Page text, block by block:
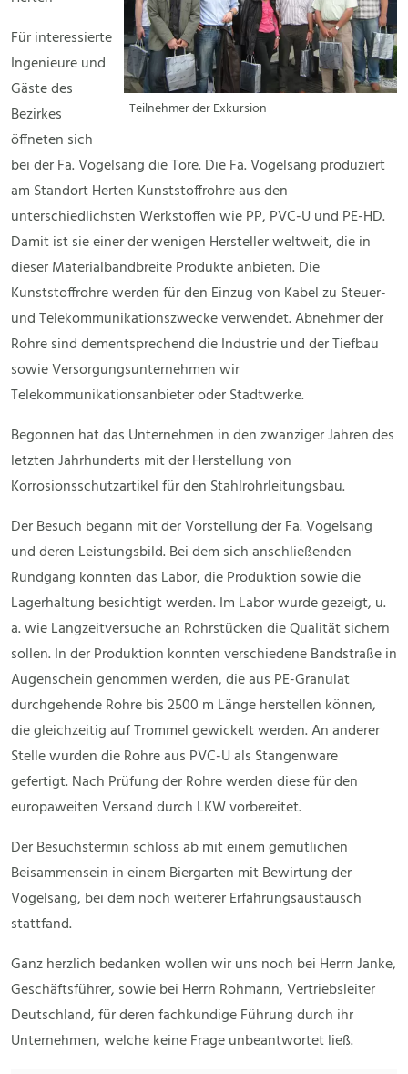
Teilnehmer der Exkursion
Für interessierte
Ingenieure und
Gäste des
Bezirkes
öffneten sich
bei der Fa. Vogelsang die Tore. Die Fa. Vogelsang produziert
am Standort Herten Kunststoffrohre aus den
unterschiedlichsten Werkstoffen wie PP, PVC-U und PE-HD.
Damit ist sie einer der wenigen Hersteller weltweit, die in
dieser Materialbandbreite Produkte anbieten. Die
Kunststoffrohre werden für den Einzug von Kabel zu Steuer-
und Telekommunikationszwecke verwendet. Abnehmer der
Rohre sind dementsprechend die Industrie und der Tiefbau
sowie Versorgungsunternehmen wir
Telekommunikationsanbieter oder Stadtwerke.
Begonnen hat das Unternehmen in den zwanziger Jahren des
letzten Jahrhunderts mit der Herstellung von
Korrosionsschutzartikel für den Stahlrohrleitungsbau.
Der Besuch begann mit der Vorstellung der Fa. Vogelsang
und deren Leistungsbild. Bei dem sich anschließenden
Rundgang konnten das Labor, die Produktion sowie die
Lagerhaltung besichtigt werden. Im Labor wurde gezeigt, u.
a. wie Langzeitversuche an Rohrstücken die Qualität sichern
sollen. In der Produktion konnten verschiedene Bandstraße in
Augenschein genommen werden, die aus PE-Granulat
durchgehende Rohre bis 2500 m Länge herstellen können,
die gleichzeitig auf Trommel gewickelt werden. An anderer
Stelle wurden die Rohre aus PVC-U als Stangenware
gefertigt. Nach Prüfung der Rohre werden diese für den
europaweiten Versand durch LKW vorbereitet.
Der Besuchstermin schloss ab mit einem gemütlichen
Beisammensein in einem Biergarten mit Bewirtung der
Vogelsang, bei dem noch weiterer Erfahrungsaustausch
stattfand.
Ganz herzlich bedanken wollen wir uns noch bei Herrn Janke,
Geschäftsführer, sowie bei Herrn Rohmann, Vertriebsleiter
Deutschland, für deren fachkundige Führung durch ihr
Unternehmen, welche keine Frage unbeantwortet ließ.